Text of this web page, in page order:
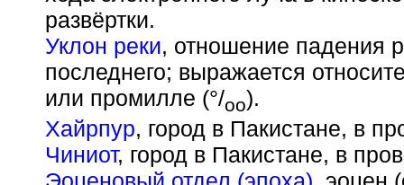
развёртки.
Уклон реки, отношение падения
последнего; выражается
или промилле (°/oo).
Хайрпур, город в Пакистане, в
Чиниот, город в Пакистане, в